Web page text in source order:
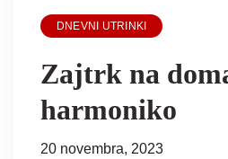
DNEVNI UTRINKI
Zajtrk na
harmoniko
20 novembra, 2023